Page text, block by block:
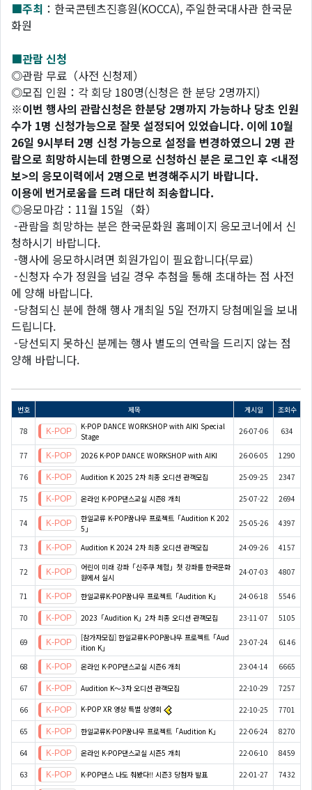
■주최 ：한국콘텐츠진흥원(KOCCA), 주일한국대사관 한국문
화원
■관람 신청
◎관람 무료（사전 신청제）
◎모집 인원：각 회당 180명(신청은 한 분당 2명까지)
※이번 행사의 관람신청은 한분당 2명까지 가능하나 당초 인원
수가 1명 신청가능으로 잘못 설정되어 있었습니다. 이에 10월
26일 9시부터 2명 신청 가능으로 설정을 변경하였으니 2명 관
람으로 희망하시는데 한명으로 신청하신 분은 로그인 후 <내정
보>의 응모이력에서 2명으로 변경해주시기 바랍니다.
이용에 번거로움을 드려 대단히 죄송합니다.
◎응모마감：11월 15일（화）
-관람을 희망하는 분은 한국문화원 홈페이지 응모코너에서 신
청하시기 바랍니다.
-행사에 응모하시려면 회원가입이 필요합니다(무료)
-신청자 수가 정원을 넘길 경우 추첨을 통해 초대하는 점 사전
에 양해 바랍니다.
-당첨되신 분에 한해 행사 개최일 5일 전까지 당첨메일을 보내
드립니다.
-당선되지 못하신 분께는 행사 별도의 연락을 드리지 않는 점
양해 바랍니다.
번호 제목 게시일 조회수
78
K-POP DANCE WORKSHOP with AIKI Special
Stage
26-07-06 634
77 2026 K-POP DANCE WORKSHOP with AIKI 26-06-05 1290
76 Audition K 2025 2차 최종 오디션 관객모집 25-09-25 2347
75 온라인 K-POP댄스교실 시즌8 개최 25-07-22 2694
74
한일교류 K-POP꿈나무 프로젝트「Audition K 202
5」
25-05-26 4397
73 Audition K 2024 2차 최종 오디션 관객모집 24-09-26 4157
72
어린이 미래 강좌「신주쿠 체험」첫 강좌를 한국문화
원에서 실시
24-07-03 4807
71 한일교류K-POP꿈나무 프로젝트「Audition K」 24-06-18 5546
70 2023「Audition K」2차 최종 오디션 관객모집 23-11-07 5105
69
[참가자모집] 한일교류K-POP꿈나무 프로젝트「Aud
ition K」
23-07-24 6146
68 온라인 K-POP댄스교실 시즌6 개최 23-04-14 6665
67 Audition K～3차 오디션 관객모집 22-10-29 7257
66 K-POP XR 영상 특별 상영회 22-10-25 7701
65 한일교류K-POP꿈나무 프로젝트「Audition K」 22-06-24 8270
64 온라인 K-POP댄스교실 시즌5 개최 22-06-10 8459
63 K-POP댄스 나도 춰봤다!! 시즌3 당첨자 발표 22-01-27 7432